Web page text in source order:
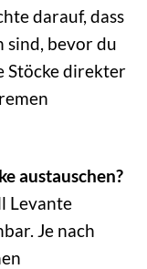
darauf, dass
sind, bevor du
Stöcke direkter
austauschen?
Levante
Je nach